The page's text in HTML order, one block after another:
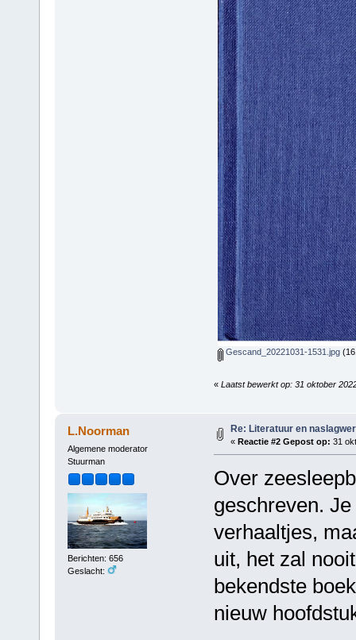
Gescand_20221031-1531.jpg
« Laatst bewerkt op: 31 oktober
L.Noorman
Algemene moderator
Stuurman
Berichten: 656
Geslacht:
Re: Literatuur en
« Reactie #2 Gepost op: 31
Over
geschreven.
verhaaltjes,
uit, het zal
bekendste
nieuw